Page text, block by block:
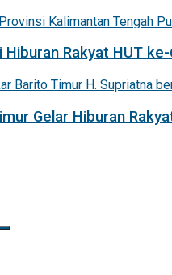
Hiburan Rakyat HUT
Gelar Hiburan